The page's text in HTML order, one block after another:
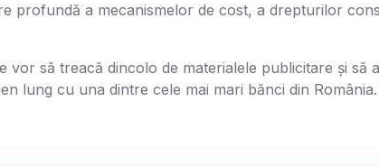
profundă a mecanismelor de cost, a drepturilor
vor să treacă dincolo de materialele publicitare și să
lung cu una dintre cele mai mari bănci din România.